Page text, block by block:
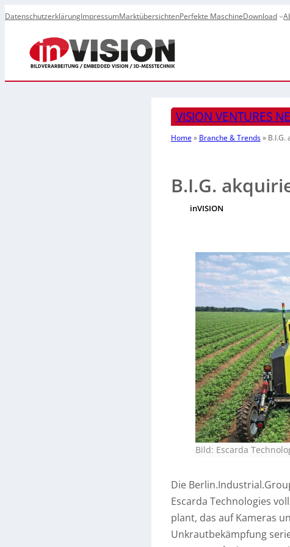
DatenschutzerklärungImpressumMarktübersichtenPerfekte MaschineDownload
VISION VENTURES
Home» Branche & Trends» B.I.G.
B.I.G.
inVISION
Bild: Escarda
Die
Escarda Technologies
plant, das auf Kameras
Unkrautbekämpfung